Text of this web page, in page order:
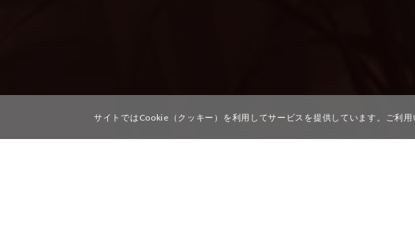
サイトではCookie（クッキー）を利用してサービスを提供しています。ご利